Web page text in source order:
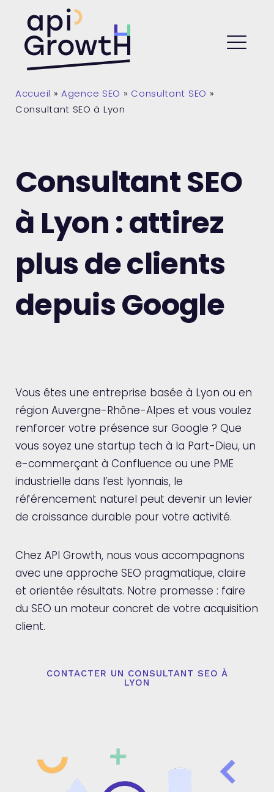
contentAPI Growth
Accueil »Agence SEO » Consultant SEO »
Consultant SEO à Lyon
Consultant SEO
à Lyon : attirez
plus de clients
depuis Google
Vous êtes une entreprise basée à Lyon ou en
région Auvergne-Rhône-Alpes et vous voulez
renforcer votre présence sur Google ? Que
vous soyez une startup tech à la Part-Dieu, un
e-commerçant à Confluence ou une PME
industrielle dans l’est lyonnais, le
référencement naturel peut devenir un levier
de croissance durable pour votre activité.
Chez API Growth, nous vous accompagnons
avec une approche SEO pragmatique, claire
et orientée résultats. Notre promesse : faire
du SEO un moteur concret de votre acquisition
client.
CONTACTER UN CONSULTANT SEO À
LYON